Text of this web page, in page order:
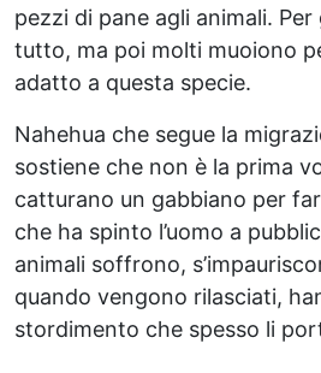
pezzi di pane agli animali.
tutto, ma poi molti muoiono
adatto a questa specie.
Nahehua che segue la
sostiene che non è la prima
catturano un gabbiano per
che ha spinto l’uomo a
animali soffrono,
quando vengono rilasciati,
stordimento che spesso li